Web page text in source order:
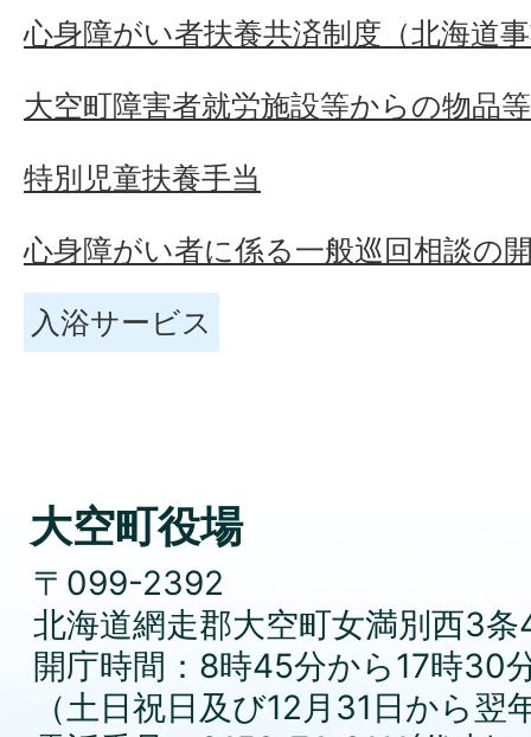
心身障がい者扶養共済制度（北海道
大空町障害者就労施設等からの物品
特別児童扶養手当
心身障がい者に係る一般巡回相談の
入浴サービス
大空町役場
〒099-2392
北海道網走郡大空町女満別西3条
開庁時間：8時45分から17時30
（土日祝日及び12月31日から